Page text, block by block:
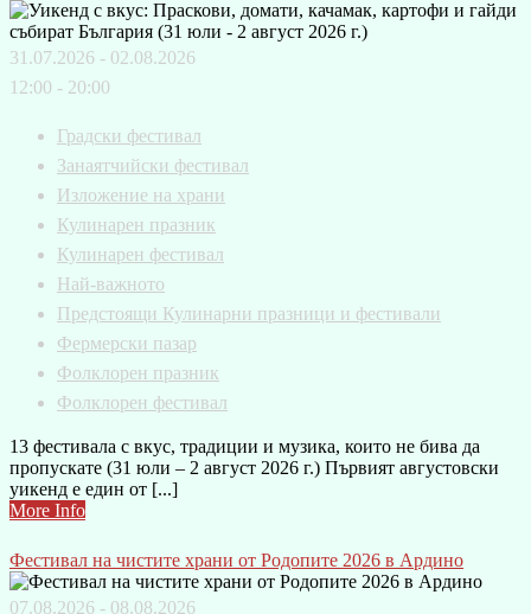
31.07.2026 - 02.08.2026
12:00 - 20:00
Градски фестивал
Занаятчийски фестивал
Изложение на храни
Кулинарен празник
Кулинарен фестивал
Най-важното
Предстоящи Кулинарни празници и фестивали
Фермерски пазар
Фолклорен празник
Фолклорен фестивал
13 фестивала с вкус, традиции и музика, които не бива да
пропускате (31 юли – 2 август 2026 г.) Първият августовски
уикенд е един от [...]
More Info
Фестивал на чистите храни от Родопите 2026 в Ардино
07.08.2026 - 08.08.2026